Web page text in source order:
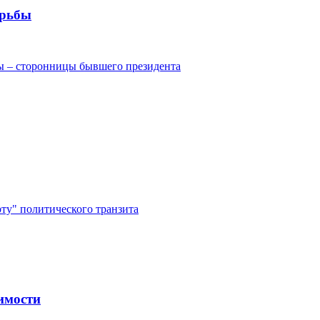
– сторонницы бывшего президента
политического транзита